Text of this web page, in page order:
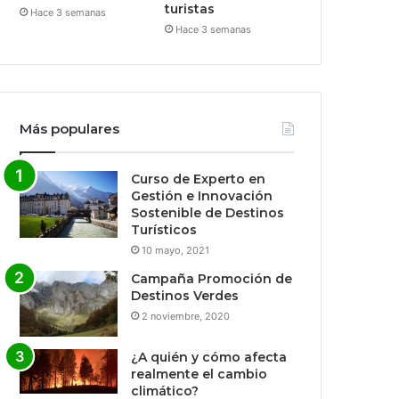
Hace 3 semanas
turistas
Hace 3 semanas
Más populares
Curso de Experto en
Gestión e Innovación
Sostenible de Destinos
Turísticos
10 mayo, 2021
Campaña Promoción de
Destinos Verdes
2 noviembre, 2020
¿A quién y cómo afecta
realmente el cambio
climático?